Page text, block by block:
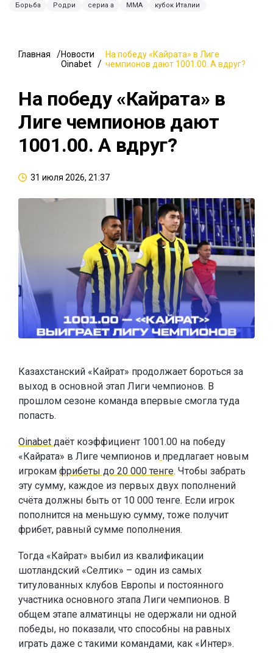
Борьба
Родри сериа а ММА кубок Италии
Главная
Новости
Oinabet
На победу «Кайрата» в Лиге
чемпионов дают 1001.00. А вдруг?
На победу «Кайрата» в
Лиге чемпионов дают
1001.00. А вдруг?
31 июля 2026, 21:37
Казахстанский «Кайрат» продолжает бороться за
выход в основной этап Лиги чемпионов. В
прошлом сезоне команда впервые смогла туда
попасть.
Oinabet даёт коэффициент 1001.00 на победу
«Кайрата» в Лиге чемпионов и предлагает новым
игрокам фрибеты до 20 000 тенге. Чтобы забрать
эту сумму, каждое из первых двух пополнений
счёта должны быть от 10 000 тенге. Если игрок
пополнится на меньшую сумму, тоже получит
фрибет, равный сумме пополнения.
Тогда «Кайрат» выбил из квалификации
шотландский «Селтик» – один из самых
титулованных клубов Европы и постоянного
участника основного этапа Лиги чемпионов. В
общем этапе алматинцы не одержали ни одной
победы, но показали, что способны на равных
играть даже с такими командами, как «Интер».